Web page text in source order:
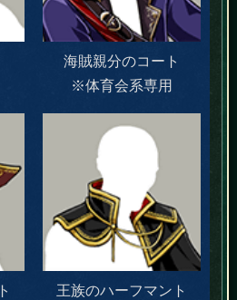
海賊親分のコート
※体育会系専用
王族のハーフマント